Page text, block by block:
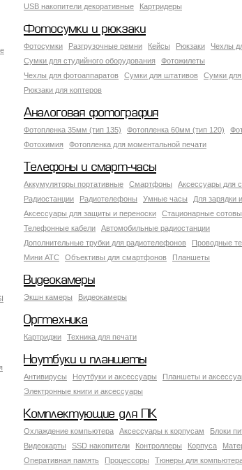
USB накопители декоративные
Картридеры
Фотосумки и рюкзаки
Фотосумки Разгрузочные ремни Кейсы Рюкзаки
Чехлы
Сумки для студийного оборудования
Фотожилеты
Чехлы для фотоаппаратов
Сумки для штативов
Сумки для
Рюкзаки для коптеров
Аналоговая фотография
Фотопленка 35мм (тип 135) Фотопленка 60мм (тип 120)
Фотохимия
Фотопленка для моментальной печати
Телефоны и смарт-часы
Аккумуляторы портативные Смартфоны
Аксессуары для
Радиостанции
Радиотелефоны Умные часы
Для зарядки
Аксессуары для защиты и переноски
Стационарные
Телефонные кабели
Автомобильные радиостанции
Дополнительные трубки для радиотелефонов
Проводные
Мини АТС
Объективы для смартфонов Планшеты
Видеокамеры
Экшн камеры Видеокамеры
Оргтехника
Картриджи Техника для печати
Ноутбуки и планшеты
Антивирусы Ноутбуки и аксессуары
Планшеты и
Электронные книги и аксессуары
Комплектующие для ПК
Охлаждение компьютера Аксессуары к корпусам
Блоки
Видеокарты
SSD накопители Контроллеры Корпуса
Оперативная память
Процессоры Тюнеры для